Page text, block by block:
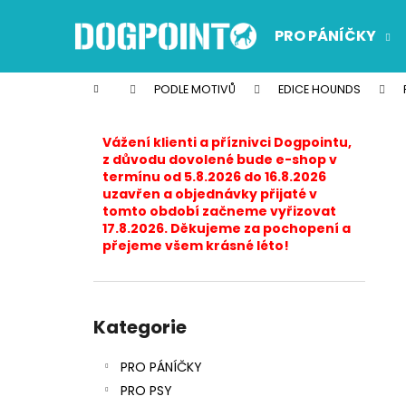
PRO PÁNÍČKY
Domů PODLE MOTIVŮ EDICE HOUNDS
Vážení klienti a příznivci Dogpointu,
z důvodu dovolené bude e-shop v
termínu od 5.8.2026 do 16.8.2026
uzavřen a objednávky přijaté v
tomto období začneme vyřizovat
17.8.2026. Děkujeme za pochopení a
přejeme všem krásné léto!
kategorie
Kategorie
PRO PÁNÍČKY
PRO PSY
í
Zpět
do
Zpět
do